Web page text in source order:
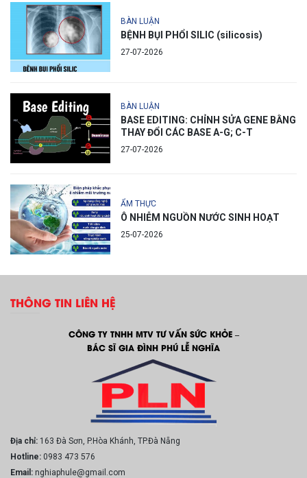
BÀN LUẬN
BỆNH BỤI PHỔI SILIC (silicosis)
27-07-2026
BÀN LUẬN
BASE EDITING: CHỈNH SỬA GENE BẰNG
THAY ĐỔI CÁC BASE A-G; C-T
27-07-2026
ẨM THỰC
Ô NHIỄM NGUỒN NƯỚC SINH HOẠT
25-07-2026
THÔNG TIN LIÊN HỆ
CÔNG TY TNHH MTV TƯ VẤN SỨC KHỎE –
BÁC SĨ GIA ĐÌNH PHÚ LỄ NGHĨA
Địa chỉ: 163 Đà Sơn, P.Hòa Khánh, TP.Đà Nẵng
Hotline: 0983 473 576
Email: nghiaphule@gmail.com